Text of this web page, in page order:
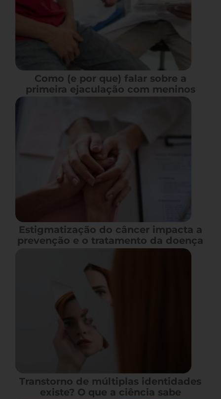
Como (e por que) falar sobre a
primeira ejaculação com meninos
Estigmatização do câncer impacta a
prevenção e o tratamento da doença
Transtorno de múltiplas identidades
existe? O que a ciência sabe